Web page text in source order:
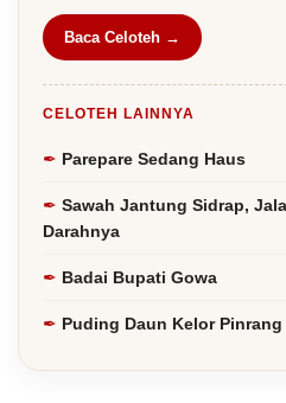
Baca Celoteh →
CELOTEH LAINNYA
Parepare Sedang Haus
Sawah Jantung Sidrap,
Darahnya
Badai Bupati Gowa
Puding Daun Kelor Pinrang